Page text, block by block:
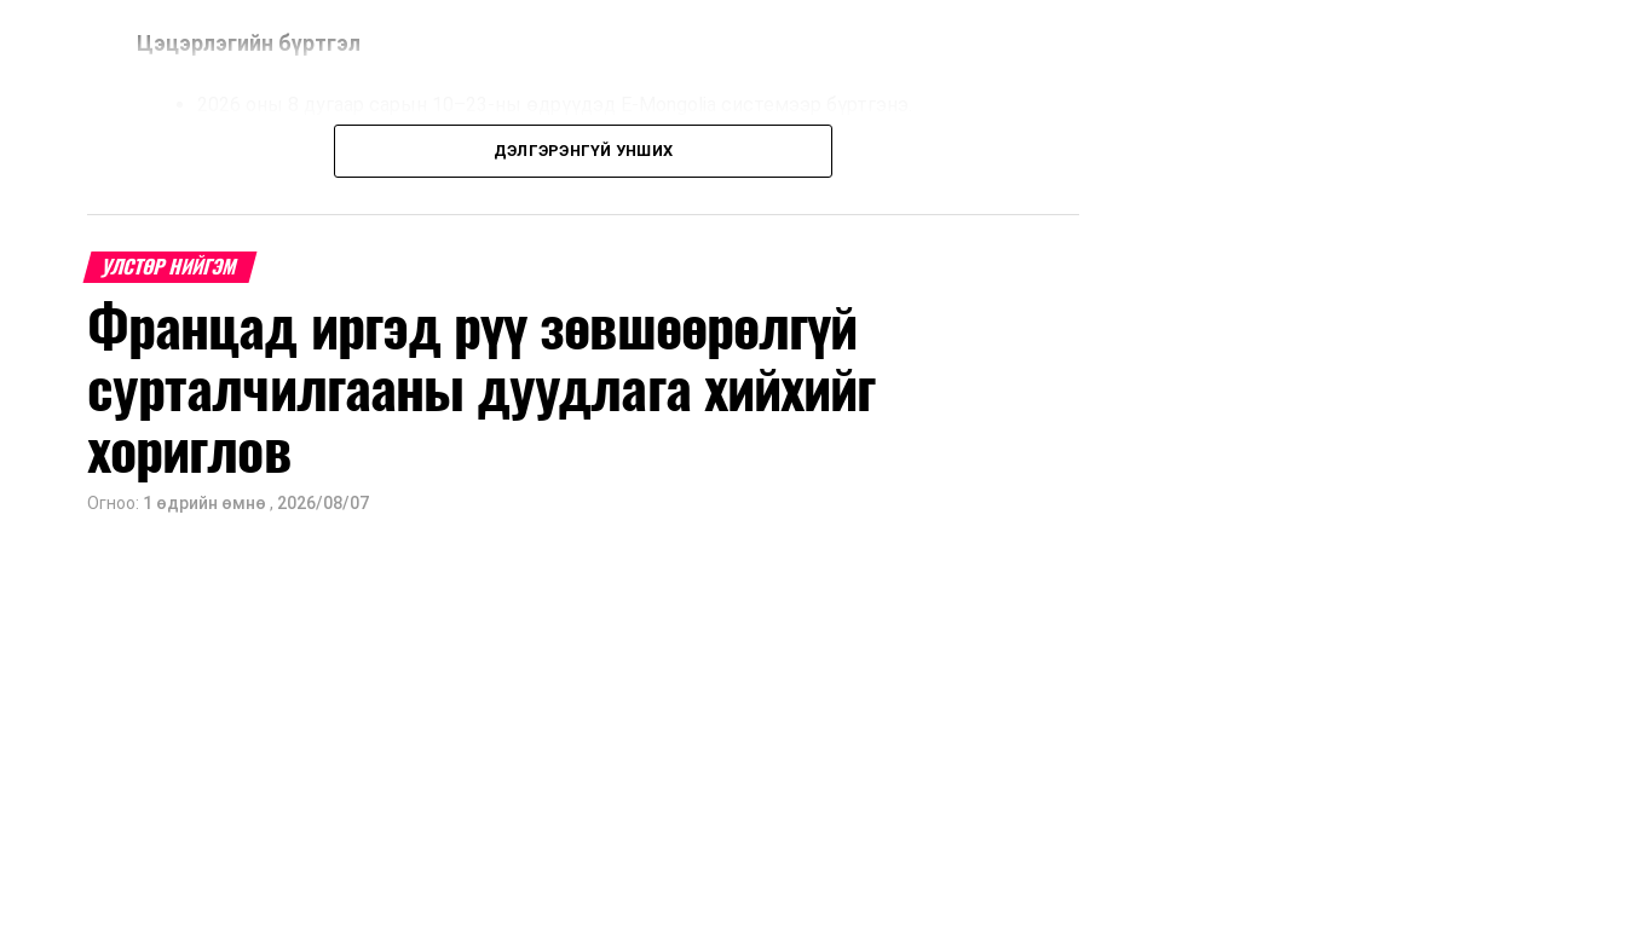
Цэцэрлэгийн бүртгэл
2026 оны 8 дугаар сарын 17–28-ны өдрүүдэд E-Mongolia системээр бүртгэнэ.
Энэ хугацаанд хүүхэд бүртгэх дэмжлэгийн баг сургуулиуд дээр ажиллахгүй.
2026 оны 9 дүгээр сарын 1-нээс цахимаар эхэлнэ.
2026 оны 9 дүгээр сарын 14-нөөс танхимаар үргэлжилнэ.
Оюутны дотуур байр
2026 оны 9 дүгээр сарын 13-наас оюутнуудыг дотуур байранд оруулж эхэлнэ.
ДЭЛГЭРЭНГҮЙ УНШИХ
УЛСТӨР НИЙГЭМ
Францад иргэд рүү зөвшөөрөлгүй
сурталчилгааны дуудлага хийхийг
хориглов
Огноо: 1 өдрийн өмнө , 2026/08/07